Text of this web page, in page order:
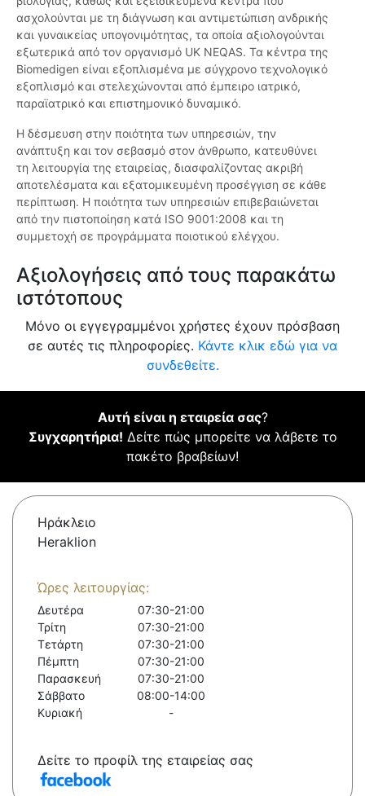
ασχολούνται με τη διάγνωση και αντιμετώπιση ανδρικής
και γυναικείας υπογονιμότητας, τα οποία αξιολογούνται
εξωτερικά από τον οργανισμό UK NEQAS. Τα κέντρα της
Biomedigen είναι εξοπλισμένα με σύγχρονο τεχνολογικό
εξοπλισμό και στελεχώνονται από έμπειρο ιατρικό,
παραϊατρικό και επιστημονικό δυναμικό.
Η δέσμευση στην ποιότητα των υπηρεσιών, την
ανάπτυξη και τον σεβασμό στον άνθρωπο, κατευθύνει
τη λειτουργία της εταιρείας, διασφαλίζοντας ακριβή
αποτελέσματα και εξατομικευμένη προσέγγιση σε κάθε
περίπτωση. Η ποιότητα των υπηρεσιών επιβεβαιώνεται
από την πιστοποίηση κατά ISO 9001:2008 και τη
συμμετοχή σε προγράμματα ποιοτικού ελέγχου.
Αξιολογήσεις από τους παρακάτω
ιστότοπους
Μόνο οι εγγεγραμμένοι χρήστες έχουν πρόσβαση
σε αυτές τις πληροφορίες. Κάντε κλικ εδώ για να
συνδεθείτε.
Αυτή είναι η εταιρεία σας?
Συγχαρητήρια! Δείτε πώς μπορείτε να λάβετε το
πακέτο βραβείων!
Ηράκλειο
Heraklion
Ώρες λειτουργίας:
Δευτέρα
07:30-21:00
Τρίτη
07:30-21:00
Τετάρτη
07:30-21:00
Πέμπτη
07:30-21:00
Παρασκευή
07:30-21:00
Σάββατο
08:00-14:00
Κυριακή
-
Δείτε το προφίλ της εταιρείας σας